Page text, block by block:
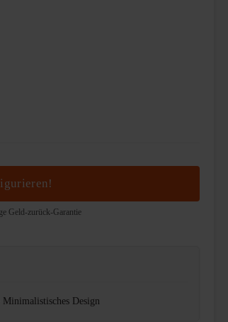
Geld-zurück-Garantie
Minimalistisches Design